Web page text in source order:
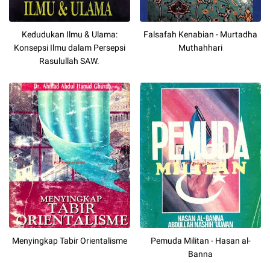
Kedudukan Ilmu & Ulama:
Konsepsi Ilmu dalam Persepsi
Rasulullah SAW.
Falsafah Kenabian - Murtadha
Muthahhari
Menyingkap Tabir Orientalisme
Pemuda Militan - Hasan al-
Banna